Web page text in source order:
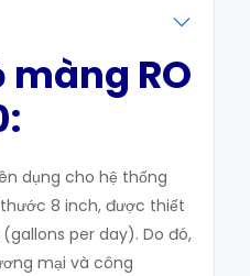
màng RO
dụng cho hệ thống
8 inch, được thiết
per day). Do đó,
mại và công